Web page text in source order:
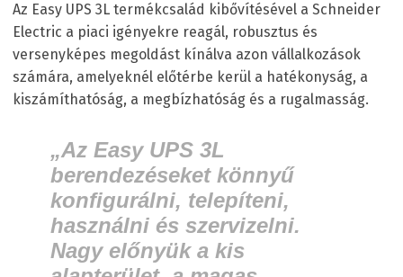
Az Easy UPS 3L termékcsalád kibővítésével a Schneider
Electric a piaci igényekre reagál, robusztus és
versenyképes megoldást kínálva azon vállalkozások
számára, amelyeknél előtérbe kerül a hatékonyság, a
kiszámíthatóság, a megbízhatóság és a rugalmasság.
„Az Easy UPS 3L
berendezéseket könnyű
konfigurálni, telepíteni,
használni és szervizelni.
Nagy előnyük a kis